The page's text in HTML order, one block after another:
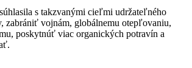
s takzvanými cieľmi udržateľného
zabrániť vojnám, globálnemu otepľovaniu,
poskytnúť viac organických potravín a